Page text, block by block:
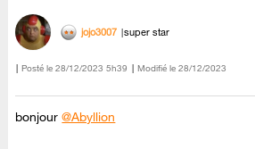
jojo3007 super star
Posté le ‎28/12/2023 5h39 Modifié le 28/12/2023
bonjour@Abyllion